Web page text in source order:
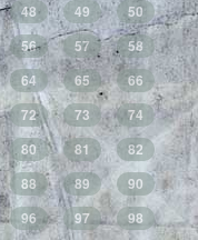
48 49
50
56 57
58
64 65
66
72 73
74
80 81
82
88 89
90
96 97
98